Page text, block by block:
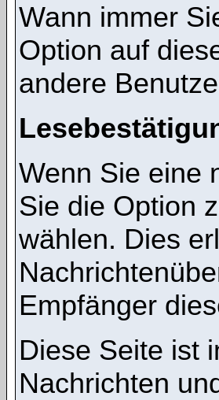
Wann immer
Option auf
andere
Wenn Sie eine
Sie die Option
wählen. Dies
Empfänger
Diese Seite ist
Nachrichten